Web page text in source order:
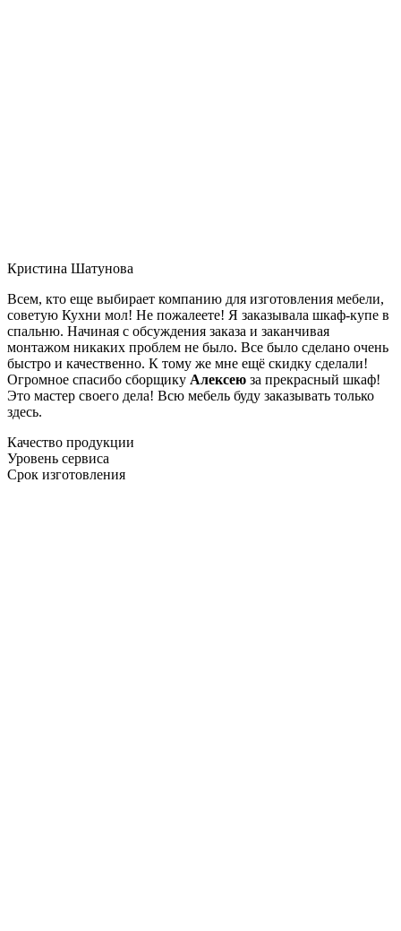
Кристина Шатунова
Всем, кто еще выбирает компанию для изготовления мебели,
советую Кухни мол! Не пожалеете! Я заказывала шкаф-купе в
спальню. Начиная с обсуждения заказа и заканчивая
монтажом никаких проблем не было. Все было сделано очень
быстро и качественно. К тому же мне ещё скидку сделали!
Огромное спасибо сборщику Алексею за прекрасный шкаф!
Это мастер своего дела! Всю мебель буду заказывать только
здесь.
Качество продукции
Уровень сервиса
Срок изготовления